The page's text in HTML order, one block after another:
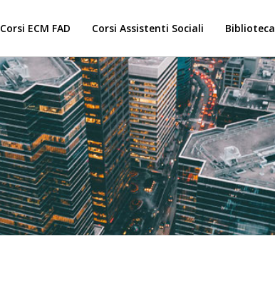
Corsi ECM FAD Corsi Assistenti Sociali Biblioteca